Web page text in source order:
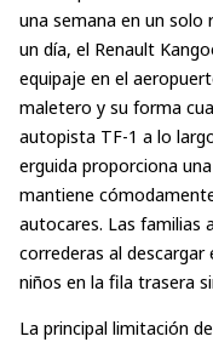
una semana en un
un día, el Renault
equipaje en el
maletero y su forma
autopista TF-1 a lo
erguida proporciona
mantiene
autocares. Las familias
correderas al
niños en la fila trasera
La principal limitación